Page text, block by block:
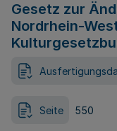
Gesetz zur
Nordrhein-
Seite 550